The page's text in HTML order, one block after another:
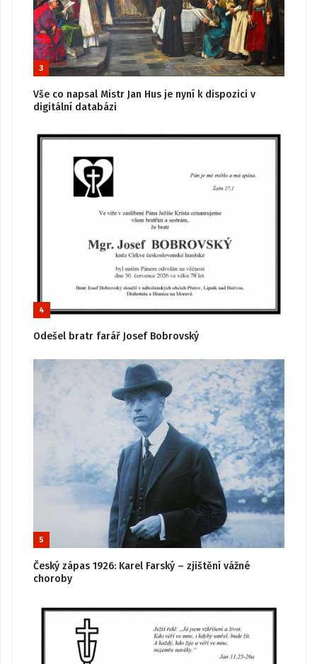
3
Vše co napsal Mistr Jan Hus je nyní k dispozici v
digitální databázi
4
Odešel bratr farář Josef Bobrovský
5
Český zápas 1926: Karel Farský – zjištění vážné
choroby